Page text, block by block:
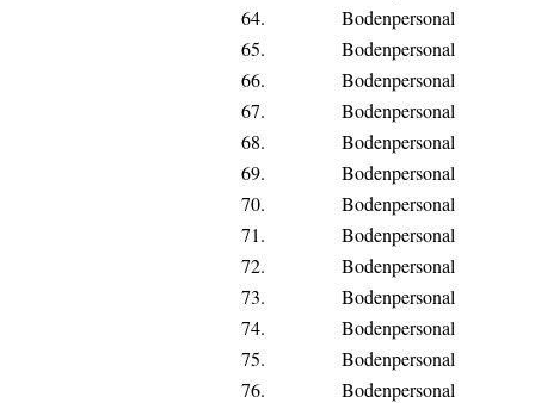
64.
Bodenpersonal
65.
Bodenpersonal
66.
Bodenpersonal
67.
Bodenpersonal
68.
Bodenpersonal
69.
Bodenpersonal
70.
Bodenpersonal
71.
Bodenpersonal
72.
Bodenpersonal
73.
Bodenpersonal
74.
Bodenpersonal
75.
Bodenpersonal
76.
Bodenpersonal